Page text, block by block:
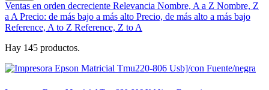
Ventas en orden decreciente Relevancia Nombre, A a Z Nombre, Z
a APrecio: de más bajo a más alto Precio, de más alto a más bajo
Reference, A to Z Reference, Z to A
Hay 145 productos.